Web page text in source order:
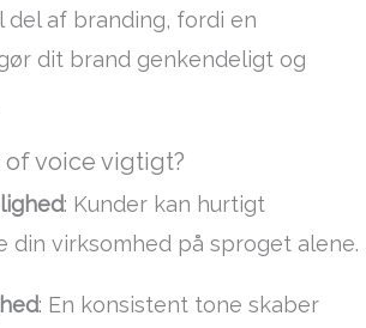
del af branding, fordi en
dit brand genkendeligt og
voice vigtigt?
: Kunder kan hurtigt
din virksomhed på sproget alene.
: En konsistent tone skaber